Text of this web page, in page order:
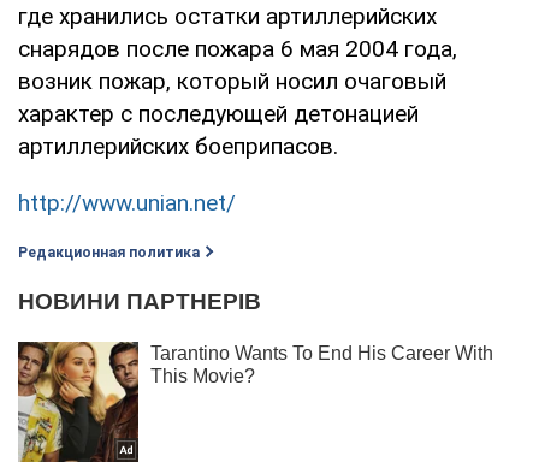
где хранились остатки артиллерийских
снарядов после пожара 6 мая 2004 года,
возник пожар, который носил очаговый
характер с последующей детонацией
артиллерийских боеприпасов.
http://www.unian.net/
Редакционная политика